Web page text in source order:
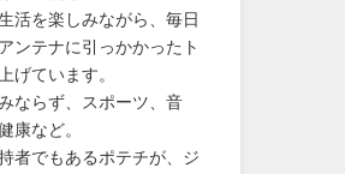
活を楽しみながら、毎日
ンテナに引っかかったト
げています。
ならず、スポーツ、音
康など。
者でもあるポテチが、ジ